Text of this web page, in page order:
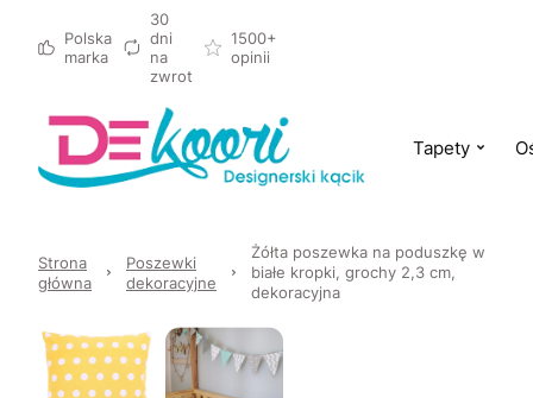
Polska
marka
30
dni
na
zwrot
1500+
opinii
Tapety
Strona
główna
Poszewki
dekoracyjne
Żółta poszewka na poduszkę w
białe kropki, grochy 2,3 cm,
dekoracyjna